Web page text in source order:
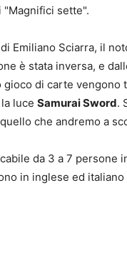
"Magnifici sette".
Emiliano Sciarra, il
è stata inversa, e
di carte
luce Samurai Sword.
che andremo a
da 3 a 7 persone
in inglese ed